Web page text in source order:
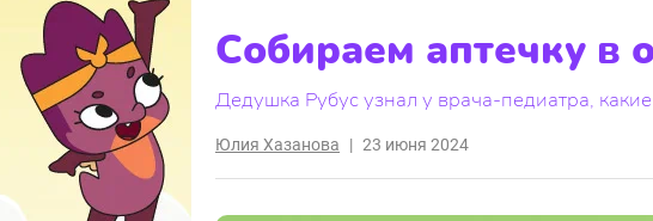
Собираем аптечку в
Дедушка Рубус узнал у врача-педиатра,
Юлия Хазанова | 23 июня 2024